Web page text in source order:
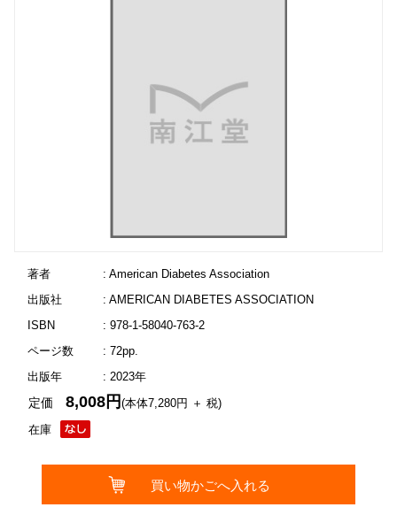
著者
: American Diabetes Association
出版社
: AMERICAN DIABETES ASSOCIATION
ISBN
: 978-1-58040-763-2
ページ数
: 72pp.
出版年
: 2023年
在庫
定価8,008円(本体7,280円 ＋ 税)